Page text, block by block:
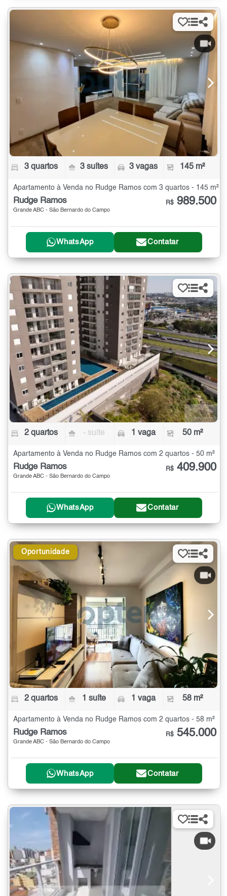
3 quartos 3 suítes 3 vagas 145 m²
Apartamento à Venda no Rudge Ramos com 3 quartos - 145 m²
Rudge Ramos
Grande ABC - São Bernardo do Campo
R$ 989.500
WhatsApp Contatar
2 quartos - suíte 1 vaga 50 m²
Apartamento à Venda no Rudge Ramos com 2 quartos - 50 m²
Rudge Ramos
Grande ABC - São Bernardo do Campo
R$ 409.900
WhatsApp Contatar
Oportunidade
2 quartos 1 suíte 1 vaga 58 m²
Apartamento à Venda no Rudge Ramos com 2 quartos - 58 m²
Rudge Ramos
Grande ABC - São Bernardo do Campo
R$ 545.000
WhatsApp Contatar